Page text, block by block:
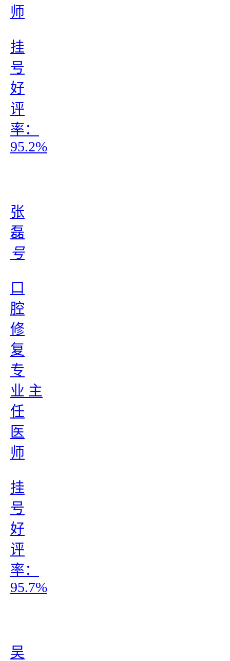
师
挂
号
好
评
率：
95.2%
张
磊
号
口
腔
修
复
专
业 主
任
医
师
挂
号
好
评
率：
95.7%
吴